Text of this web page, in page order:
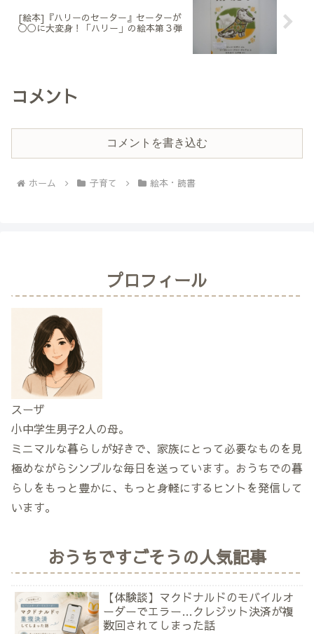
[絵本]『ハリーのセーター』セーターが
◯◯に大変身！「ハリー」の絵本第３弾
コメント
コメントを書き込む
ホーム 子育て 絵本・読書
プロフィール
スーザ
小中学生男子2人の母。
ミニマルな暮らしが好きで、家族にとって必要なものを見
極めながらシンプルな毎日を送っています。おうちでの暮
らしをもっと豊かに、もっと身軽にするヒントを発信して
います。
おうちですごそうの人気記事
【体験談】マクドナルドのモバイルオ
ーダーでエラー…クレジット決済が複
数回されてしまった話